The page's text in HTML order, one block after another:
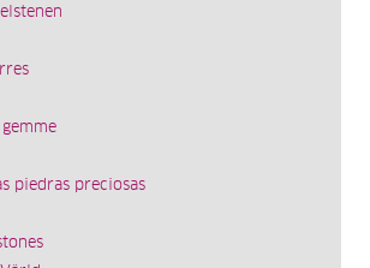
piedras preciosas